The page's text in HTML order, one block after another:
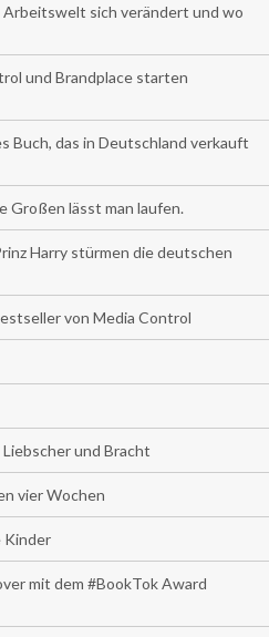
Arbeitswelt sich verändert und wo
und Brandplace starten
Buch, das in Deutschland verkauft
Großen lässt man laufen.
Harry stürmen die deutschen
von Media Control
und Bracht
vier Wochen
Kinder
mit dem #BookTok Award